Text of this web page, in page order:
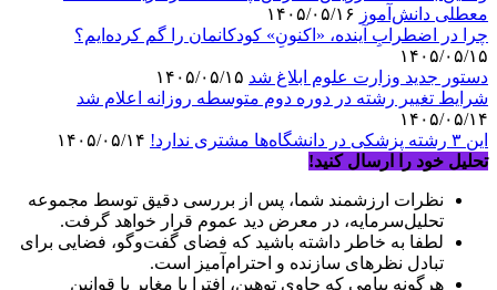
معطلی دانش‌آموز
چرا در اضطرابِ آینده، «اکنونِ» کودکانمان را گم کرده‌ایم؟
۱۴۰۵/۰۵/۱۵
دستور جدید وزارت علوم ابلاغ شد
شرایط تغییر رشته در دوره دوم متوسطه روزانه اعلام شد
۱۴۰۵/۰۵/۱۴
این ۳ رشته پزشکی در دانشگاه‌ها مشتری ندارد!
تحلیل خود را ارسال کنید!
نظرات ارزشمند شما، پس از بررسی دقیق توسط مجموعه
تحلیل‌سرمایه، در معرض دید عموم قرار خواهد گرفت.
لطفا به خاطر داشته باشید که فضای گفت‌وگو، فضایی برای
تبادل نظرهای سازنده و احترام‌آمیز است.
هرگونه پیامی که حاوی توهین، افترا یا مغایر با قوانین